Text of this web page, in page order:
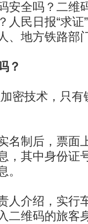
全吗？二维
人民日报“求证
、地方铁路部
？
技术，只有
制后，票面
，其中身份证
。
介绍，实行
二维码的旅客